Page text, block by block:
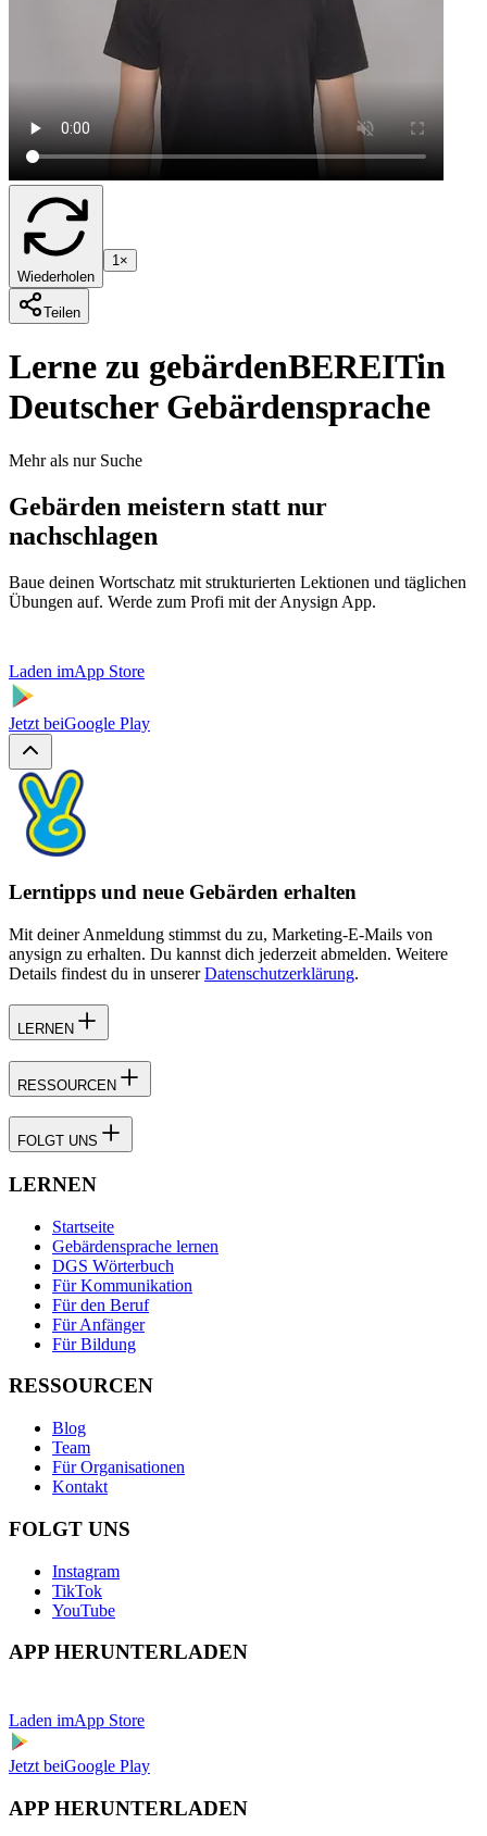
Wiederholen
1×
Teilen
Lerne zu gebärdenBEREITin
Deutscher Gebärdensprache
Mehr als nur Suche
Gebärden meistern statt nur
nachschlagen
Baue deinen Wortschatz mit strukturierten Lektionen und täglichen
Übungen auf. Werde zum Profi mit der Anysign App.
Laden imApp Store
Jetzt beiGoogle Play
Lerntipps und neue Gebärden erhalten
Mit deiner Anmeldung stimmst du zu, Marketing-E-Mails von
anysign zu erhalten. Du kannst dich jederzeit abmelden. Weitere
Details findest du in unserer Datenschutzerklärung.
LERNEN
RESSOURCEN
FOLGT UNS
LERNEN
Startseite
Gebärdensprache lernen
DGS Wörterbuch
Für Kommunikation
Für den Beruf
Für Anfänger
Für Bildung
RESSOURCEN
Blog
Team
Für Organisationen
Kontakt
FOLGT UNS
Instagram
TikTok
YouTube
APP HERUNTERLADEN
Laden imApp Store
Jetzt beiGoogle Play
APP HERUNTERLADEN